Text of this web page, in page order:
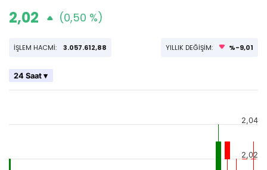
2,02 (0,50 %)
İŞLEM HACMİ: 3.057.612,88 YILLIK DEĞİŞİM: %-9,01
24 Saat ▾
2,02
2,04